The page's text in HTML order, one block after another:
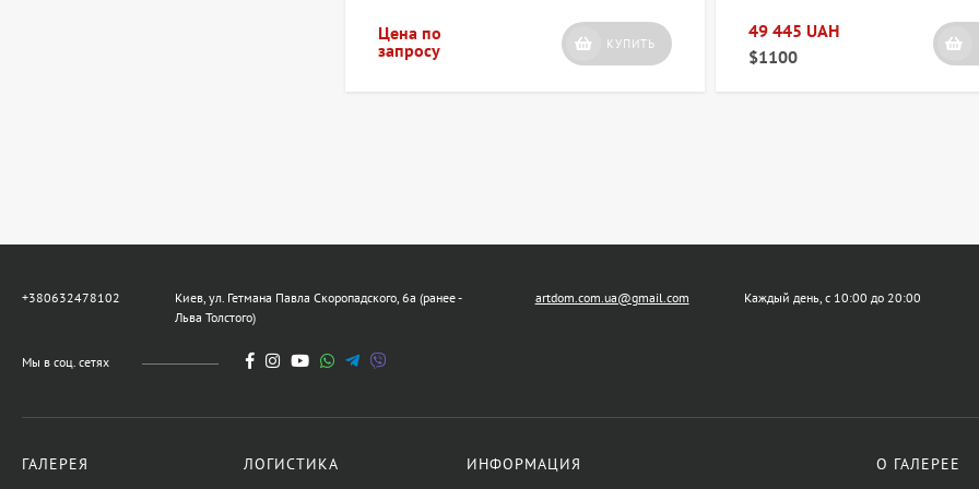
Цена по
запросу
КУПИТЬ
49 445 UAH
$1100
+380632478102
Киев, ул. Гетмана Павла Скоропадского, 6а (ранее -
Льва Толстого)
artdom.com.ua@gmail.com Каждый день, с 10:00 до 20:00
Мы в соц. сетях
ГАЛЕРЕЯ ЛОГИСТИКА ИНФОРМАЦИЯ О ГАЛЕРЕЕ